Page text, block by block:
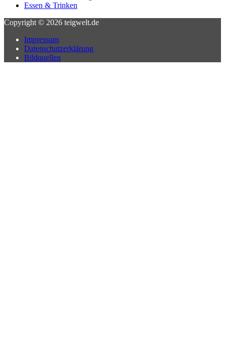
Essen & Trinken
Copyright © 2026 teigwelt.de
Impressum
Datenschutzerklärung
Bildquellen